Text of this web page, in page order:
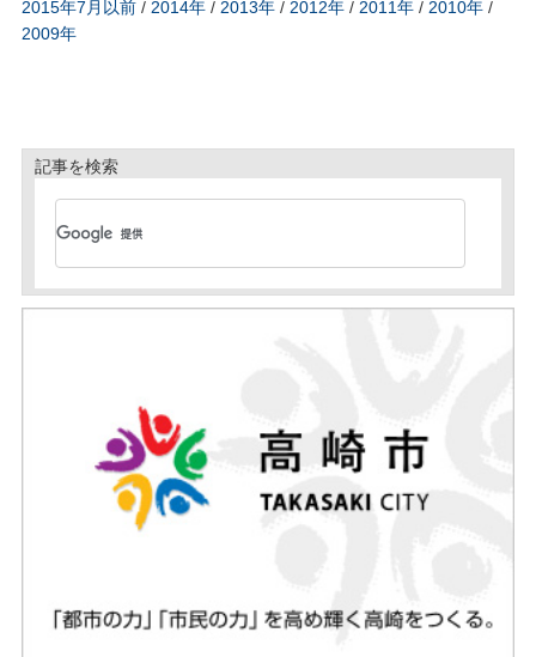
2015年7月以前/ 2014年/ 2013年/ 2012年/ 2011年/ 2010年/
2009年
記事を検索